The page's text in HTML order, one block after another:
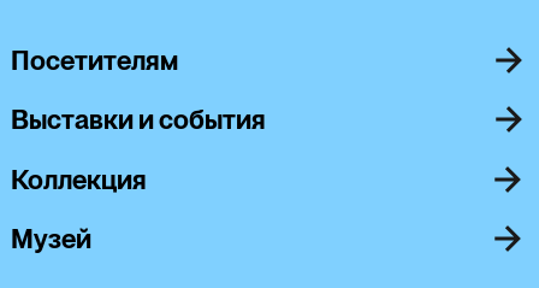
Посетителям
Выставки и события
Коллекция
Музей